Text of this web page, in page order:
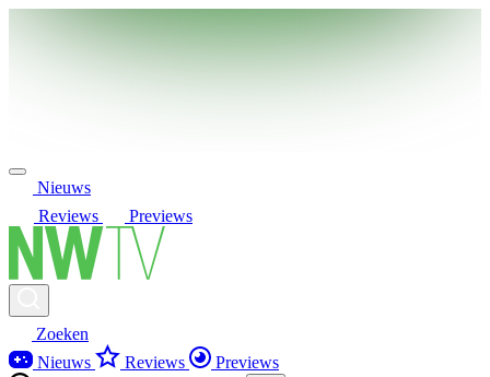
Nieuws
Reviews
Previews
Zoeken
Nieuws
Reviews Previews